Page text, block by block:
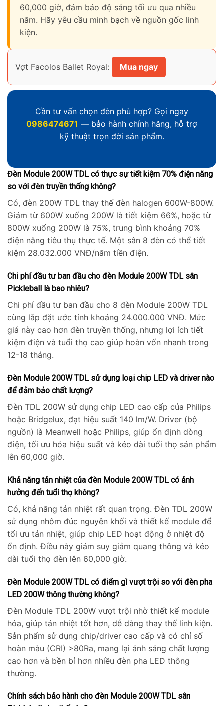
60,000 giờ, đảm bảo độ sáng tối ưu qua nhiều
năm. Hãy yêu cầu minh bạch về nguồn gốc linh
kiện.
Vợt Facolos Ballet Royal: Mua ngay
Cần tư vấn chọn đèn phù hợp? Gọi ngay
0986474671 — bảo hành chính hãng, hỗ trợ
kỹ thuật trọn đời sản phẩm.
Đèn Module 200W TDL có thực sự tiết kiệm 70% điện năng
so với đèn truyền thống không?
Có, đèn 200W TDL thay thế đèn halogen 600W-800W.
Giảm từ 600W xuống 200W là tiết kiệm 66%, hoặc từ
800W xuống 200W là 75%, trung bình khoảng 70%
điện năng tiêu thụ thực tế. Một sân 8 đèn có thể tiết
kiệm 28.032.000 VNĐ/năm tiền điện.
Chi phí đầu tư ban đầu cho đèn Module 200W TDL sân
Pickleball là bao nhiêu?
Chi phí đầu tư ban đầu cho 8 đèn Module 200W TDL
cùng lắp đặt ước tính khoảng 24.000.000 VNĐ. Mức
giá này cao hơn đèn truyền thống, nhưng lợi ích tiết
kiệm điện và tuổi thọ cao giúp hoàn vốn nhanh trong
12-18 tháng.
Đèn Module 200W TDL sử dụng loại chip LED và driver nào
để đảm bảo chất lượng?
Đèn TDL 200W sử dụng chip LED cao cấp của Philips
hoặc Bridgelux, đạt hiệu suất 140 lm/W. Driver (bộ
nguồn) là Meanwell hoặc Philips, giúp ổn định dòng
điện, tối ưu hóa hiệu suất và kéo dài tuổi thọ sản phẩm
lên 60,000 giờ.
Khả năng tản nhiệt của đèn Module 200W TDL có ảnh
hưởng đến tuổi thọ không?
Có, khả năng tản nhiệt rất quan trọng. Đèn TDL 200W
sử dụng nhôm đúc nguyên khối và thiết kế module để
tối ưu tản nhiệt, giúp chip LED hoạt động ở nhiệt độ
ổn định. Điều này giảm suy giảm quang thông và kéo
dài tuổi thọ đèn lên 60,000 giờ.
Đèn Module 200W TDL có điểm gì vượt trội so với đèn pha
LED 200W thông thường không?
Đèn Module TDL 200W vượt trội nhờ thiết kế module
hóa, giúp tản nhiệt tốt hơn, dễ dàng thay thế linh kiện.
Sản phẩm sử dụng chip/driver cao cấp và có chỉ số
hoàn màu (CRI) >80Ra, mang lại ánh sáng chất lượng
cao hơn và bền bỉ hơn nhiều đèn pha LED thông
thường.
Chính sách bảo hành cho đèn Module 200W TDL sân